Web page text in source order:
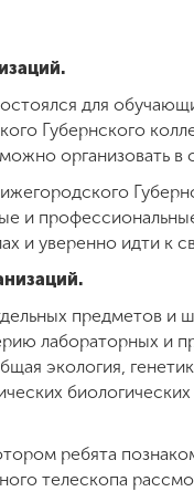
для
Губернского
организовать в
и
и уверенно идти к
предметов и
лабораторных и
экология,
биологических
ребята
телескопа